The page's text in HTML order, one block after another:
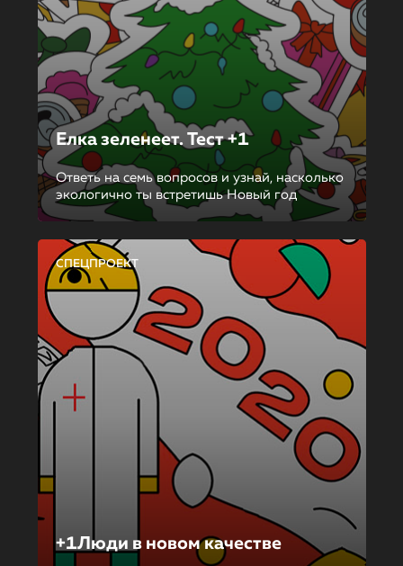
Елка зеленеет. Тест +1
Ответь на семь вопросов и узнай, насколько
экологично ты встретишь Новый год
СПЕЦПРОЕКТ
+1Люди в новом качестве